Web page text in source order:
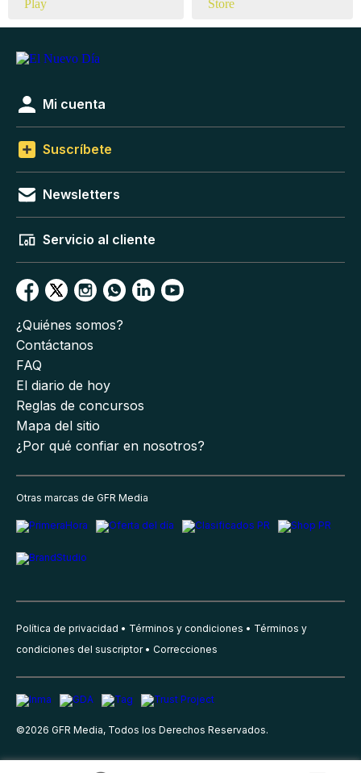
Mi cuenta
Suscríbete
Newsletters
Servicio al cliente
¿Quiénes somos?
Contáctanos
FAQ
El diario de hoy
Reglas de concursos
Mapa del sitio
¿Por qué confiar en nosotros?
Otras marcas de GFR Media
Política de privacidad Términos y condiciones
Términos y
condiciones del suscriptor
Correcciones
©2026 GFR Media, Todos los Derechos Reservados.